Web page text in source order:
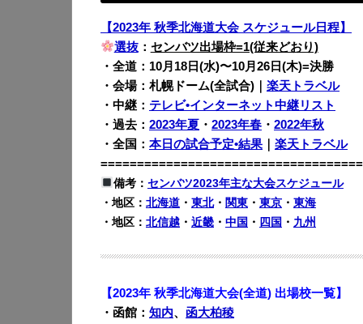
【2023年 秋季北海道大会 スケジュール日程】
選抜： センバツ出場枠=1(従来どおり)
・全道：10月18日(水)〜10月26日(木)=決勝
・会場：札幌ドーム(全試合)｜ 楽天トラベル
・中継： テレビ•インターネット中継リスト
・過去： 2023年夏 ・ 2023年春 ・ 2022年秋
・全国： 本日の試合予定•結果
楽天トラベル
備考： センバツ2023年主な大会スケジュール
・地区： 北海道 ・ 東北・ 関東 ・ 東京 ・ 東海
・地区： 北信越 ・ 近畿 ・ 中国 ・ 四国 ・ 九州
【2023年 秋季北海道大会(全道) 出場校一覧】
・函館： 知内、 函大柏稜